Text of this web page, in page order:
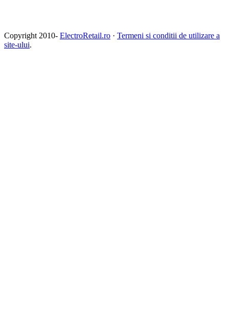
Copyright 2010- ElectroRetail.ro · Termeni si conditii de utilizare a
site-ului.